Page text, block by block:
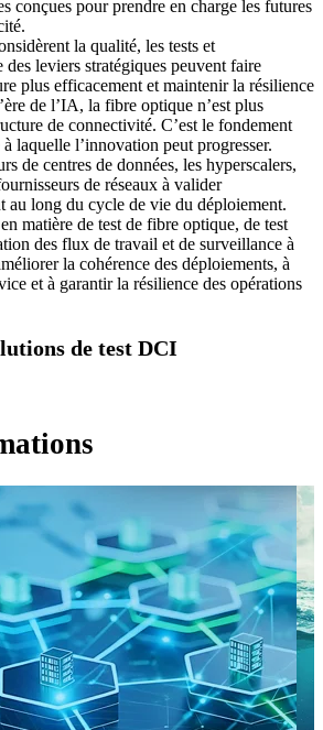
conçues pour prendre en charge les futures
la qualité, les tests et
des leviers stratégiques peuvent faire
plus efficacement et maintenir la résilience
de l’IA, la fibre optique n’est plus
de connectivité. C’est le fondement
laquelle l’innovation peut progresser.
de centres de données, les hyperscalers,
de réseaux à valider
au long du cycle de vie du déploiement.
matière de test de fibre optique, de test
des flux de travail et de surveillance à
la cohérence des déploiements, à
et à garantir la résilience des opérations
de test DCI